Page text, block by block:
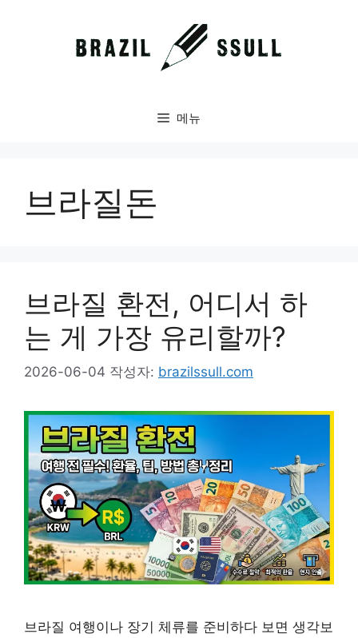
메뉴
브라질돈
브라질 환전, 어디서 하
는 게 가장 유리할까?
2026-06-04 작성자: brazilssull.com
브라질 여행이나 장기 체류를 준비하다 보면 생각보